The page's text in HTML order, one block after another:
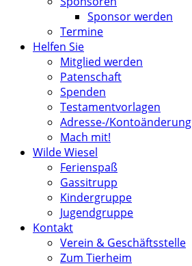
Sponsor werden
Termine
Helfen Sie
Mitglied werden
Patenschaft
Spenden
Testamentvorlagen
Adresse-/Kontoänderung
Mach mit!
Wilde Wiesel
Ferienspaß
Gassitrupp
Kindergruppe
Jugendgruppe
Kontakt
Verein & Geschäftsstelle
Zum Tierheim